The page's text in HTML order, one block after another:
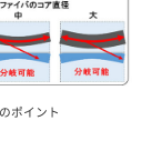
ポイント